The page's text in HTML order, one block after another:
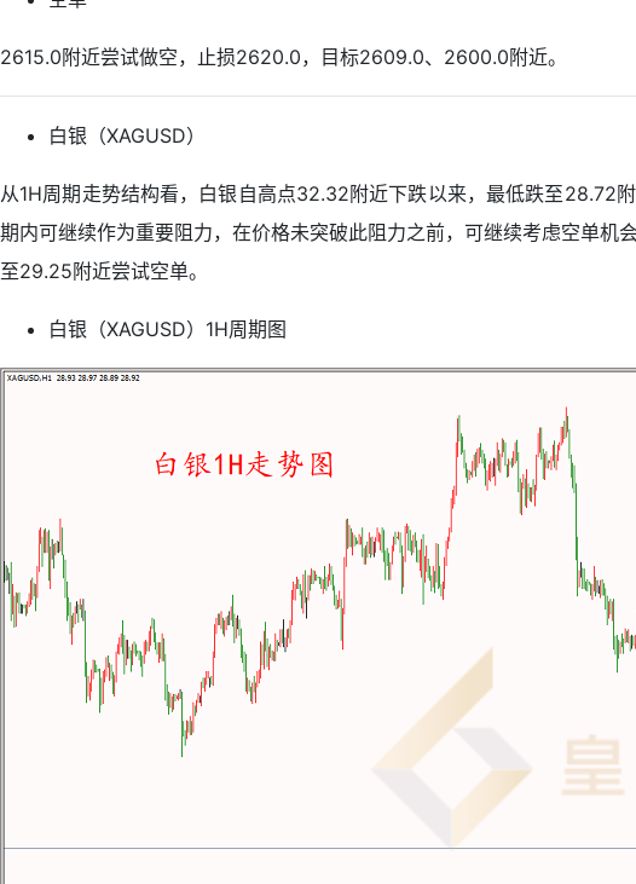
2615.0附近尝试做空，止损2620.0，目标2609.0、2600.0附近。
白银（XAGUSD）
从1H周期走势结构看，白银自高点32.32附近下跌以来，最低跌至28.72
期内可继续作为重要阻力，在价格未突破此阻力之前，可继续考虑空单
至29.25附近尝试空单。
白银（XAGUSD）1H周期图